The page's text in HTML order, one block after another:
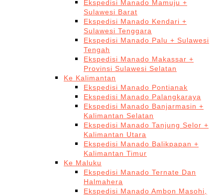
Ekspedisi Manado Mamuju +
Sulawesi Barat
Ekspedisi Manado Kendari +
Sulawesi Tenggara
Ekspedisi Manado Palu + Sulawesi
Tengah
Ekspedisi Manado Makassar +
Provinsi Sulawesi Selatan
Ke Kalimantan
Ekspedisi Manado Pontianak
Ekspedisi Manado Palangkaraya
Ekspedisi Manado Banjarmasin +
Kalimantan Selatan
Ekspedisi Manado Tanjung Selor +
Kalimantan Utara
Ekspedisi Manado Balikpapan +
Kalimantan Timur
Ke Maluku
Ekspedisi Manado Ternate Dan
Halmahera
Ekspedisi Manado Ambon Masohi,